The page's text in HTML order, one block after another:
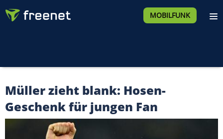
MOBILFUNK
Müller zieht blank: Hosen-
Geschenk für jungen Fan